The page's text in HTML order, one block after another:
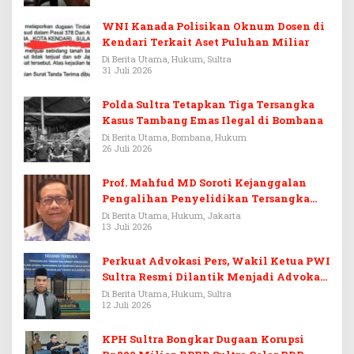
WNI Kanada Polisikan Oknum Dosen di
Kendari Terkait Aset Puluhan Miliar
Di Berita Utama, Hukum, Sultra
31 Juli 2026
Polda Sultra Tetapkan Tiga Tersangka
Kasus Tambang Emas Ilegal di Bombana
Di Berita Utama, Bombana, Hukum
26 Juli 2026
Prof. Mahfud MD Soroti Kejanggalan
Pengalihan Penyelidikan Tersangka
Febrie Adriansyah
Di Berita Utama, Hukum, Jakarta
13 Juli 2026
Perkuat Advokasi Pers, Wakil Ketua PWI
Sultra Resmi Dilantik Menjadi Advokat
PERADI
Di Berita Utama, Hukum, Sultra
12 Juli 2026
KPH Sultra Bongkar Dugaan Korupsi